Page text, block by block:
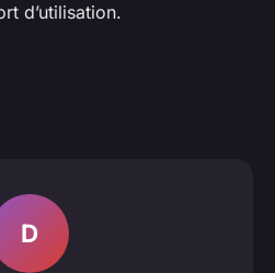
d’utilisation.
D